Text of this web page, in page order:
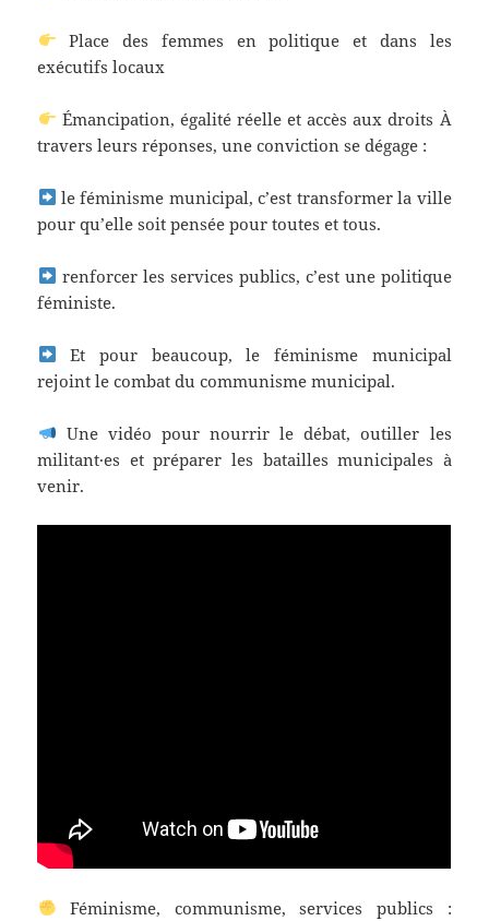
Place des femmes en politique et dans les
exécutifs locaux
Émancipation, égalité réelle et accès aux droits À
travers leurs réponses, une conviction se dégage :
le féminisme municipal, c’est transformer la ville
pour qu’elle soit pensée pour toutes et tous.
renforcer les services publics, c’est une politique
féministe.
Et pour beaucoup, le féminisme municipal
rejoint le combat du communisme municipal.
Une vidéo pour nourrir le débat, outiller les
militant·es et préparer les batailles municipales à
venir.
Féminisme, communisme, services publics :